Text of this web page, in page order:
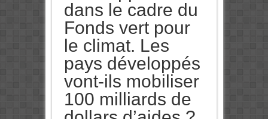
dans le cadre du
Fonds vert pour
le climat. Les
pays développés
vont-ils mobiliser
100 milliards de